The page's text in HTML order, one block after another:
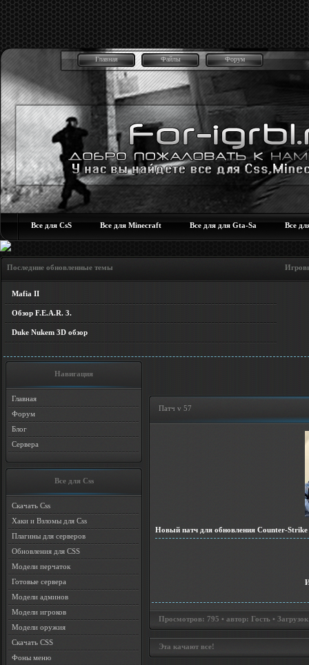
Главная Файлы Форум
Все для CsS Все для Minecraft Все для для Gta-Sa Все
Последние обновленные темы Игровые
Mafia II
Обзор F.E.A.R. 3.
Duke Nukem 3D обзор
Навигация
Главная
Форум
Блог
Сервера
Все для Css
Скачать Css
Хаки и Взломы для Css
Плагины для серверов
Обновления для CSS
Модели перчаток
Готовые сервера
Модели админов
Модели игроков
Модели оружия
Скачать CSS
Фоны меню
Патч v 57
Новый патч для обновления Counter-Strike
Просмотров: 795 • автор: Гость •
Эта качают все!